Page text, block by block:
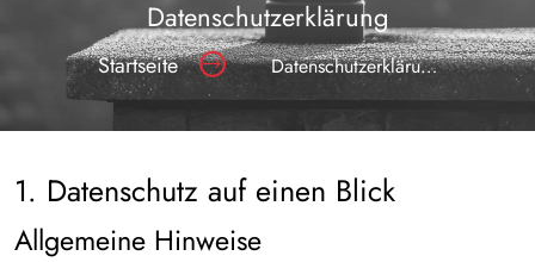
Datenschutzerklärung
Startseite Datenschutzerklärung
1. Datenschutz auf einen Blick
Allgemeine Hinweise